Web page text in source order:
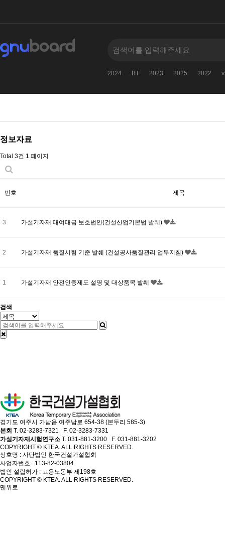
2024 BT 2023 2025 2022
정보자료
Total 3건 1 페이지
번호 제목
3 가설기자재 대여대금 보호법안(건설산업기본법 발췌)
2 가설기자재 품질시험 기준 발췌 (건설공사품질관리 업무지침)
1 가설기자재 안전인증제도 설명 및 대상품목 발췌
검색
경기도 여주시 가남읍 여주남로 654-38 (본두리 585-3)
본회 T. 02-3283-7321 F. 02-3283-7331
가설기자재시험연구소 T. 031-881-3200 F. 031-881-3202
COPYRIGHT © KTEA. ALL RIGHTS RESERVED.
상호명 : 사단법인 한국건설가설협회
사업자번호 : 113-82-03804
법인 설립허가 : 고용노동부 제198호
COPYRIGHT © KTEA. ALL RIGHTS RESERVED.
맨위로